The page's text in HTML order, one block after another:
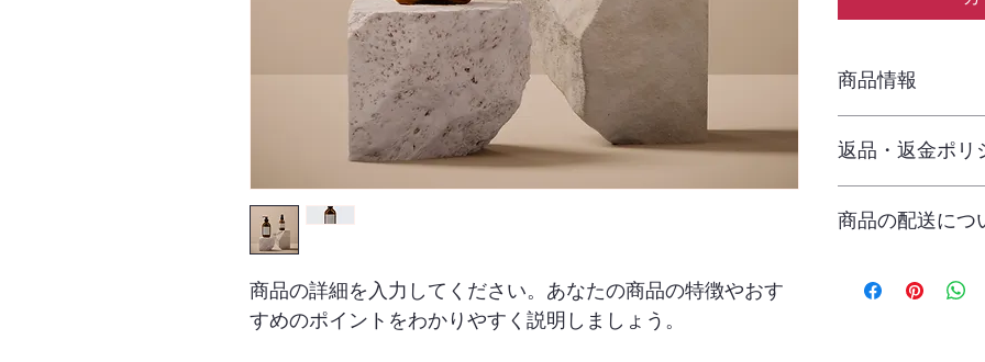
商品の詳細を入力してください。あなたの商品の特徴やおす
すめのポイントをわかりやすく説明しましょう。
商品情報
明に加え、商品の特
返品・返金ポリ
満足しなかった場合
だけます。
商品の配送につ
する情報を入力し